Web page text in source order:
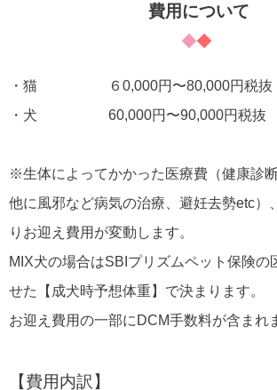
費用について
・猫 ６0,000円〜80,000円税抜
・犬 60,000円〜90,000円税抜
※生体によってかかった医療費（健康診
他に風邪など病気の治療、避妊去勢etc）
りお迎え費用が変動します。
MIX犬の場合はSBIプリズムペット保険の
せた【成犬時予想体重】で決まります。
お迎え費用の一部にDCM手数料が含まれ
【費用内訳】